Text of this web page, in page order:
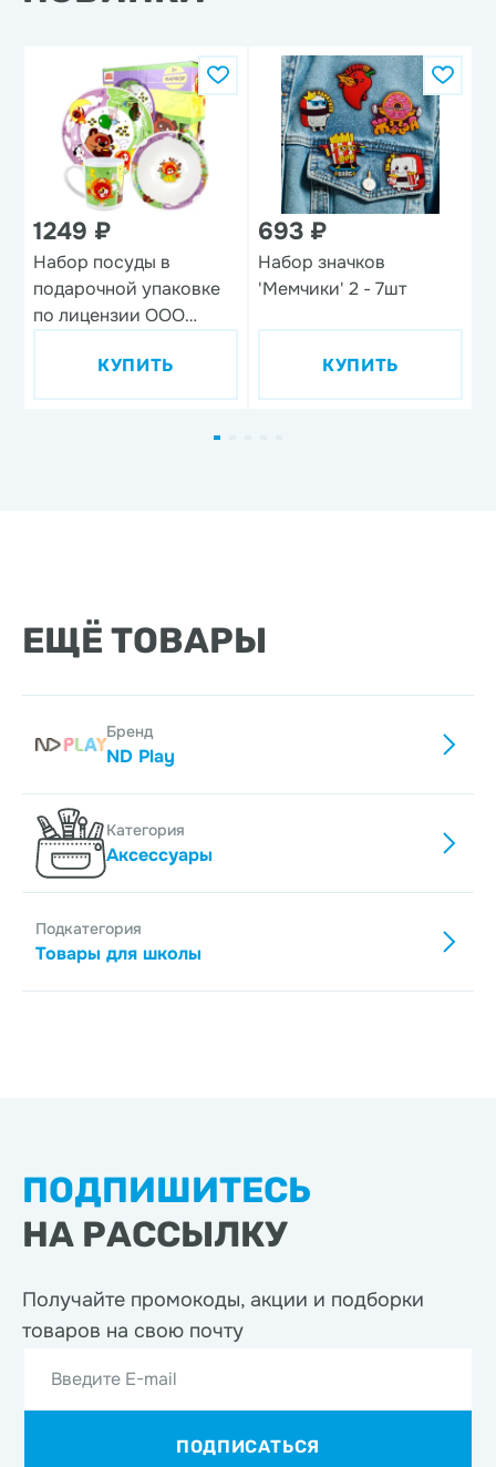
1249 ₽
Набор посуды в
подарочной упаковке
по лицензии ООО
дизайн 1, 3 предмета,
фарфор
КУПИТЬ
693 ₽
Набор значков
'Мемчики' 2 - 7шт
КУПИТЬ
ЕЩЁ ТОВАРЫ
Бренд
ND Play
Категория
Аксессуары
Подкатегория
Товары для школы
ПОДПИШИТЕСЬ
НА РАССЫЛКУ
Получайте промокоды, акции и подборки
товаров на свою почту
Введите E-mail
ПОДПИСАТЬСЯ